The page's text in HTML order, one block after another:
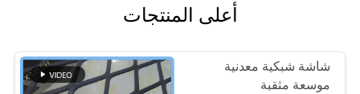
أعلى المنتجات
شاشة شبكية معدنية
موسعة مثقبة